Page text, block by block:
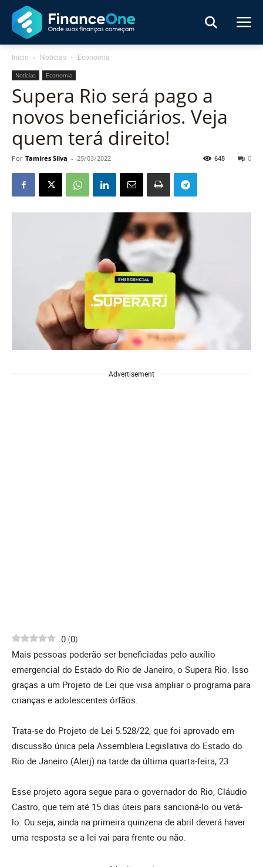
Início Notícias Economia
Notícias Economia
Supera Rio será pago a
novos beneficiários. Veja
quem terá direito!
Por Tamires Silva - 25/03/2022 0
648
Advertisement
0 (0)
Mais pessoas poderão ser beneficiadas pelo auxílio
emergencial do Estado do Rio de Janeiro, o Supera Rio. Isso
graças a um Projeto de Lei que visa ampliar o programa para
crianças e adolescentes órfãos.
Trata-se do Projeto de Lei 5.528/22, que foi aprovado em
discussão única pela Assembleia Legislativa do Estado do
Rio de Janeiro (Alerj) na tarde da última quarta-feira, 23.
Esse projeto agora segue para o governador do Rio, Cláudio
Castro, que tem até 15 dias úteis para sancioná-lo ou vetá-
lo. Ou seja, ainda na primeira quinzena de abril deverá haver
uma resposta se a lei vai para frente ou não.